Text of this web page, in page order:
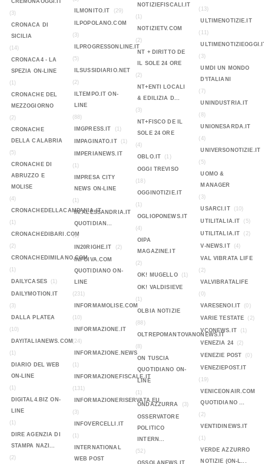
CREMONAOGGI.IT
(3)
CRONACA DI
SICILIA
(14)
CRONACA4 - LA
SPEZIA ON-LINE
(1)
CRONACHE DEL
MEZZOGIORNO
(2)
CRONACHE
DELLA CALABRIA
(5)
CRONACHE DI
ABRUZZO E
MOLISE
(4)
CRONACHEDELLACAMPANIA.IT
(1)
CRONACHEDIBARI.COM
(2)
CRONACHEDIMILANO.COM
(1)
DAILYCASES
(1)
DAILYMOTION.IT
(3)
DALLA PLATEA
(10)
DAYITALIANEWS.COM
(1)
DIARIO DEL WEB
ON-LINE
(1)
DIGITAL4.BIZ ON-
LINE
(1)
DIRE AGENZIA DI
STAMPA NAZI...
(2)
ILMONITO.IT
(29)
ILPOPOLANO.COM
(3)
ILPROGRESSONLINE.IT
(5)
ILSUSSIDIARIO.NET
(2)
ILTEMPO.IT ON-
LINE
(88)
IMGPRESS.IT
(1)
IMPAGINATO.IT (1)
IMPERIANEWS.IT
(1)
IMPRESA CITY
NEWS ON-LINE
(1)
IN.ALESSANDRIA.IT
QUOTIDIAN...
(1)
IN20RIGHE.IT
(2)
INFOIVA.COM
QUOTIDIANO ON-
LINE
(231)
INFORMAMOLISE.COM
(10)
INFORMAZIONE.IT
(24)
INFORMAZIONE.NEWS
(1)
INFORMAZIONEFISCALE.IT
(131)
INFORMAZIONERISERVATA.EU
(3)
INFOVERCELLI.IT
(1)
INTERNATIONAL
WEB POST
NOTIZIEFISCALI.IT
(1)
NOTIZIETV.COM
(2)
NT + DIRITTO DE
IL SOLE 24 ORE
(2)
NT+ENTI LOCALI
& EDILIZIA D...
(3)
NT+FISCO DE IL
SOLE 24 ORE
(4)
OBLO.IT
(1)
OGGI TREVISO
(18)
OGGINOTIZIE.IT
(1)
OGLIOPONEWS.IT
(4)
OIPA
MAGAZINE.IT
(2)
OK! MUGELLO
(1)
OK! VALDISIEVE
(1)
OLBIA NOTIZIE
(88)
OLTREPOMANTOVANONEWS.IT
(8)
ON TUSCIA
QUOTIDIANO ON-
LINE
(1)
ONDAZZURRA
(3)
OSSERVATORE
POLITICO
INTERN...
(52)
(13)
ULTIMENOTIZIE.IT
(11)
(3)
UMDI UN MONDO
D'ITALIANI
(7)
UNINDUSTRIA.IT
(8)
UNIONESARDA.IT
(4)
UNIVERSONOTIZIE.IT
(5)
UOMO &
MANAGER
(3)
USARCI.IT
(10)
UTILITALIA.IT (5)
UTILITALIA.IT (2)
V-NEWS.IT (4)
VAL VIBRATA LIFE
(2)
VALVIBRATALIFE
(0)
VARESENOI.IT
(0)
VARIE TESTATE (2)
VCONEWS.IT (1)
VENEZIA 24 (2)
VENEZIE POST (0)
VENEZIEPOST.IT
(19)
VENICEONAIR.COM
QUOTIDIANO ...
(2)
VENTIDINEWS.IT
(1)
VERDE AZZURRO
NOTIZIE (ON-L...